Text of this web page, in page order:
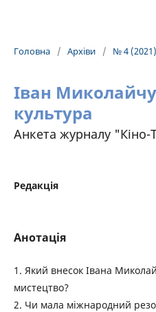
Головна / Архіви / № 4 (2021)
Іван
культура
Анкета журналу "Кіно-
Редакція
Анотація
1. Який внесок Івана
мистецтво?
2. Чи мала міжнародний